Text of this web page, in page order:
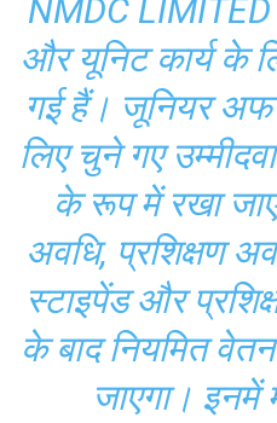
NMDC LIMITED
और यूनिट कार्य के
गई हैं। जूनियर
लिए चुने गए
के रूप में रखा
अवधि, प्रशिक्षण
स्टाइपेंड और
के बाद नियमित
जाएगा। इनमें